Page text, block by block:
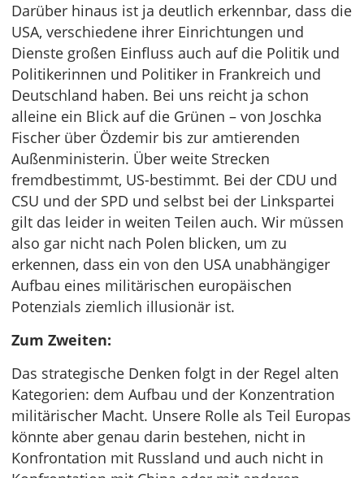
Darüber hinaus ist ja deutlich erkennbar, dass die
USA, verschiedene ihrer Einrichtungen und
Dienste großen Einfluss auch auf die Politik und
Politikerinnen und Politiker in Frankreich und
Deutschland haben. Bei uns reicht ja schon
alleine ein Blick auf die Grünen – von Joschka
Fischer über Özdemir bis zur amtierenden
Außenministerin. Über weite Strecken
fremdbestimmt, US-bestimmt. Bei der CDU und
CSU und der SPD und selbst bei der Linkspartei
gilt das leider in weiten Teilen auch. Wir müssen
also gar nicht nach Polen blicken, um zu
erkennen, dass ein von den USA unabhängiger
Aufbau eines militärischen europäischen
Potenzials ziemlich illusionär ist.
Zum Zweiten:
Das strategische Denken folgt in der Regel alten
Kategorien: dem Aufbau und der Konzentration
militärischer Macht. Unsere Rolle als Teil Europas
könnte aber genau darin bestehen, nicht in
Konfrontation mit Russland und auch nicht in